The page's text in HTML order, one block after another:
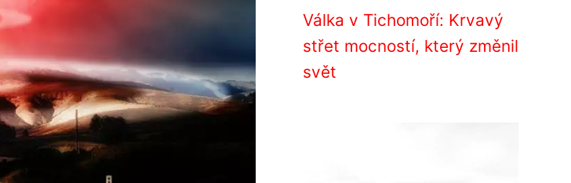
Válka v Tichomoří: Krvavý
střet mocností, který změnil
svět